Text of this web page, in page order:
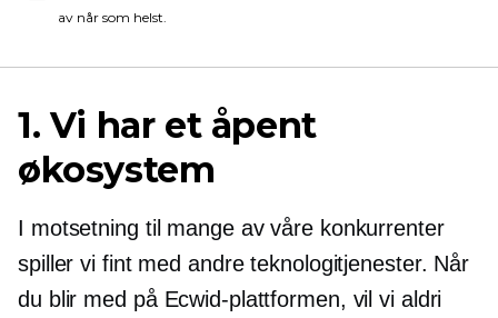
av når som helst.
1. Vi har et åpent
økosystem
I motsetning til mange av våre konkurrenter
spiller vi fint med andre teknologitjenester. Når
du blir med på Ecwid-plattformen, vil vi aldri